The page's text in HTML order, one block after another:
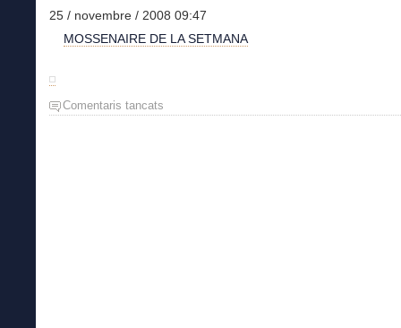
25 / novembre / 2008 09:47
MOSSENAIRE DE LA SETMANA
Comentaris tancats